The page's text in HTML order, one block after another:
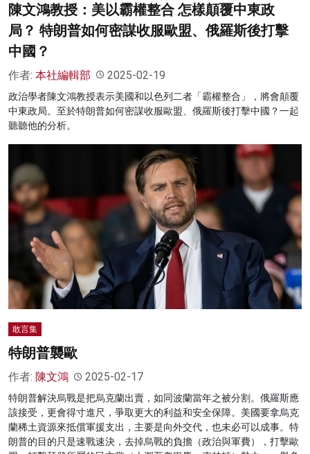
陳文鴻教授：美以霸權整合 怎樣顛覆中東政
局？ 特朗普如何密謀收服歐盟、俄羅斯後打擊
中國？
作者: 本社編輯部 2025-02-19
政治學者陳文鴻教授表示美國和以色列二者「霸權整合」，將會顛覆
中東政局。至於特朗普如何密謀收服歐盟、俄羅斯後打擊中國？一起
聽聽他的分析。
敢言集
特朗普襲歐
作者: 陳文鴻 2025-02-17
特朗普解決烏戰是把烏克蘭出賣，如同波蘭當年之被分割。俄羅斯應
該接受，更會得寸進尺，爭取更大的利益和安全保障。美國要拿烏克
蘭稀土資源來抵償軍援支出，主要是向外交代，也未必可以成事。特
朗普的目的只是速戰速決，去掉烏戰的負擔（政治與軍費），打擊歐